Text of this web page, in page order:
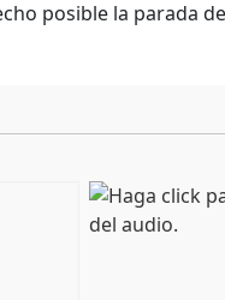
posible la parada